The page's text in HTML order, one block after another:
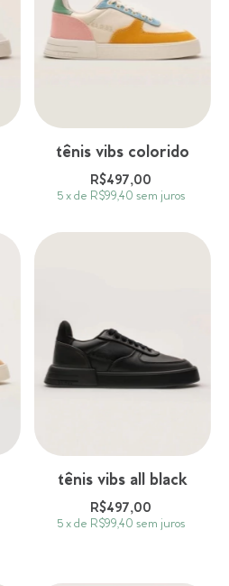
tênis vibs colorido
R$497,00
5 x de R$99,40 sem juros
tênis vibs all black
R$497,00
5 x de R$99,40 sem juros